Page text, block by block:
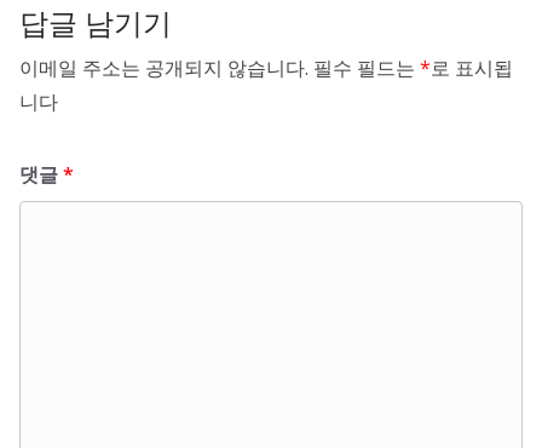
답글 남기기
이메일 주소는 공개되지 않습니다. 필수 필드는 *로 표시됩
니다
댓글*